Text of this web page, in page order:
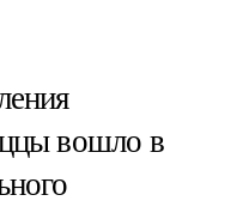
вошло в